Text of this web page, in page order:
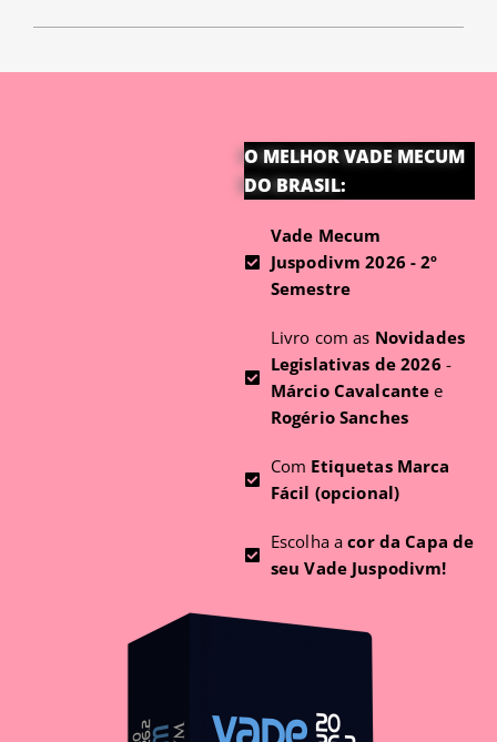
O MELHOR VADE MECUM
DO BRASIL:
Vade Mecum
Juspodivm 2026 - 2º
Semestre
Livro com as Novidades
Legislativas de 2026 -
Márcio Cavalcante e
Rogério Sanches
Com Etiquetas Marca
Fácil (opcional)
Escolha acor da Capa de
seu Vade Juspodivm!